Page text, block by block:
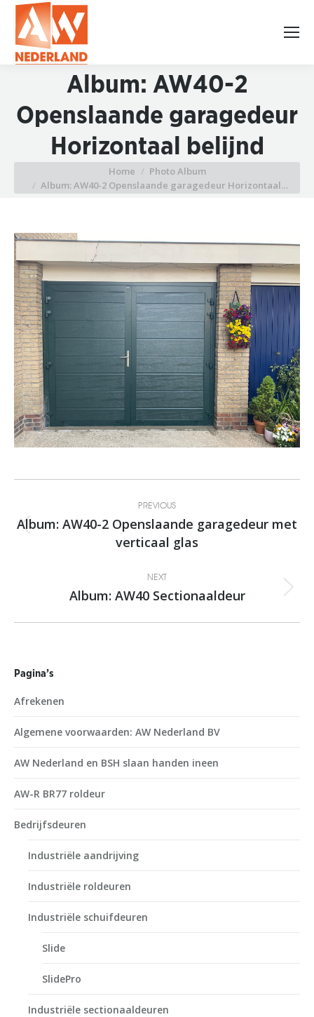
Album: AW40-2
Openslaande garagedeur
Horizontaal belijnd
Home
Photo Album
Album: AW40-2 Openslaande garagedeur Horizontaal…
navigation
PREVIOUS
album:
Album: AW40-2 Openslaande garagedeur met
verticaal glas
NEXT
Next
Album: AW40 Sectionaaldeur
Pagina’s
Afrekenen
Algemene voorwaarden: AW Nederland BV
AW Nederland en BSH slaan handen ineen
AW-R BR77 roldeur
Bedrijfsdeuren
Industriële aandrijving
Industriële roldeuren
Industriële schuifdeuren
Slide
SlidePro
Industriële sectionaaldeuren